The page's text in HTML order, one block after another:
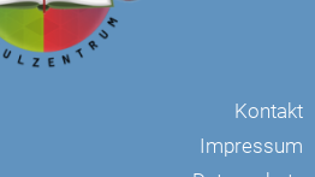
Kontakt
Impressum